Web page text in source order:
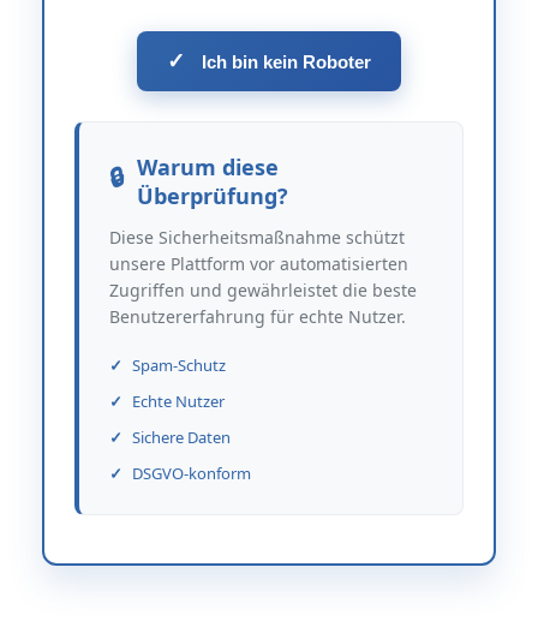
✓ Ich bin kein Roboter
Warum diese
Überprüfung?
Diese Sicherheitsmaßnahme schützt
unsere Plattform vor automatisierten
Zugriffen und gewährleistet die beste
Benutzererfahrung für echte Nutzer.
Spam-Schutz
Echte Nutzer
Sichere Daten
DSGVO-konform